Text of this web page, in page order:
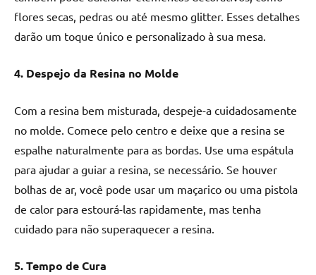
flores secas, pedras ou até mesmo glitter. Esses detalhes
darão um toque único e personalizado à sua mesa.
4. Despejo da Resina no Molde
Com a resina bem misturada, despeje-a cuidadosamente
no molde. Comece pelo centro e deixe que a resina se
espalhe naturalmente para as bordas. Use uma espátula
para ajudar a guiar a resina, se necessário. Se houver
bolhas de ar, você pode usar um maçarico ou uma pistola
de calor para estourá-las rapidamente, mas tenha
cuidado para não superaquecer a resina.
5. Tempo de Cura